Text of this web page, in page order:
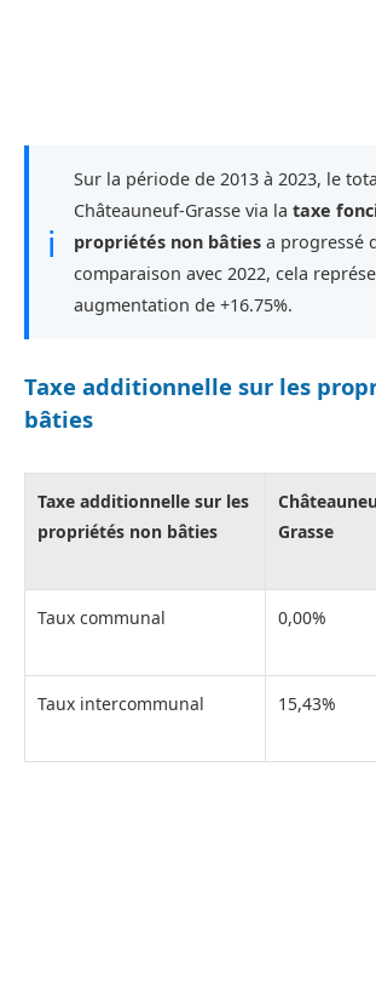
ℹ
Sur la période de 2013 à 2023, le
Châteauneuf-Grasse via la taxe
propriétés non bâties a progressé
comparaison avec 2022, cela
augmentation de +16.75%.
Taxe additionnelle sur les
bâties
Taxe additionnelle sur les
propriétés non bâties
Grasse
Taux communal 0,00%
Taux intercommunal 15,43%